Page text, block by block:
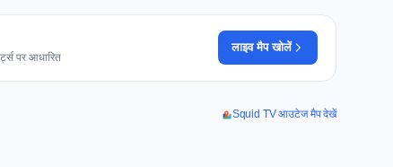
पर आधारित
लाइव मैप खोलें
Squid TV आउटेज मैप देखें